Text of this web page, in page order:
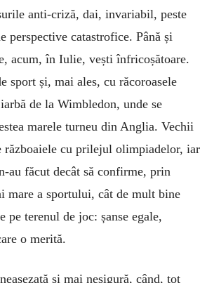
anti-criză, dai, invariabil, peste
perspective catastrofice. Până și
acum, în Iulie, vești înfricoșătoare.
sport și, mai ales, cu răcoroasele
de la Wimbledon, unde se
marele turneu din Anglia. ­Vechii
războaiele cu prilejul olimpiadelor, iar
au făcut decât să confirme, prin
mare a sportului, cât de mult bine
pe terenul de joc: șanse egale,
o merită.
și mai nesigură, când, tot